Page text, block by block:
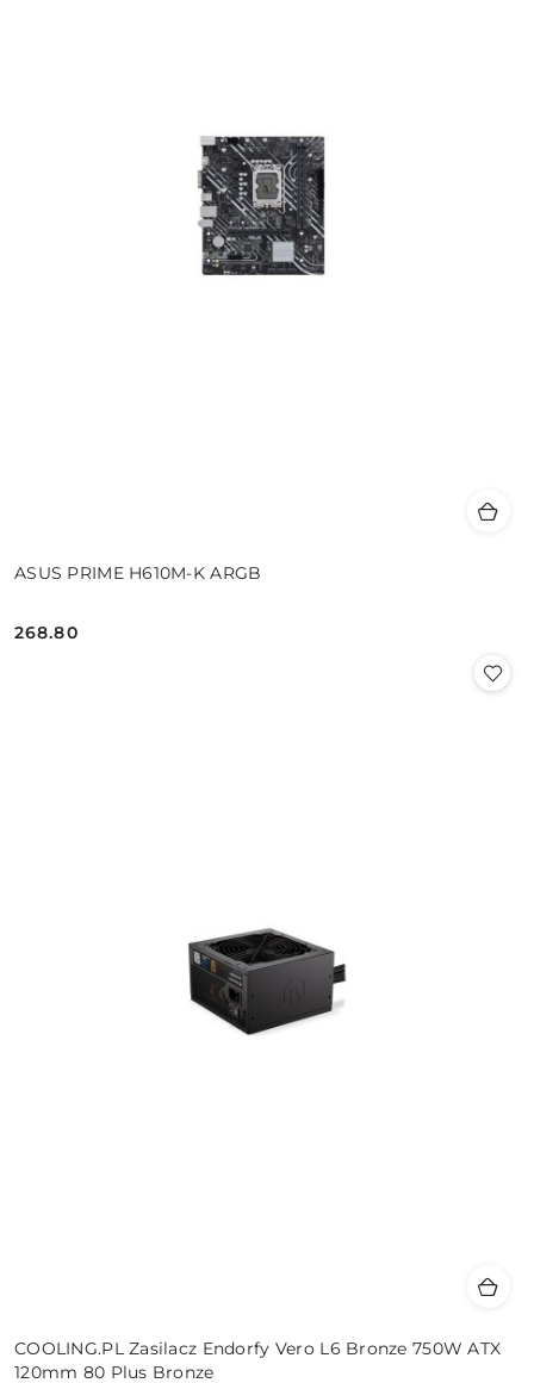
ASUS PRIME H610M-K ARGB
Cena:
268.80
COOLING.PL Zasilacz Endorfy Vero L6 Bronze 750W ATX
120mm 80 Plus Bronze